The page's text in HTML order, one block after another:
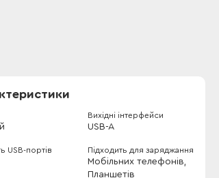
Вихідні інтерфейси
USB-A
USB-портів Підходить для заряджання
Мобільних телефонів,
Планшетів